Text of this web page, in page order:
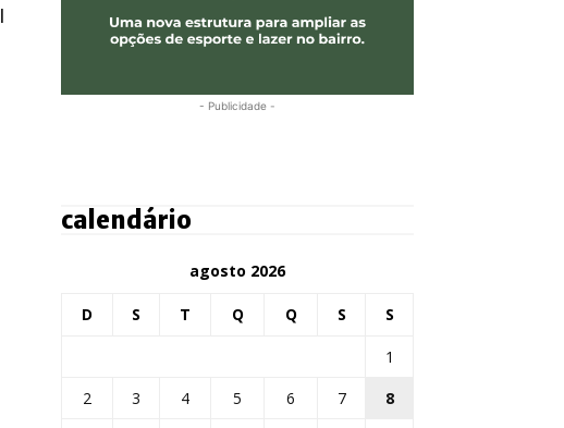
- Publicidade -
calendário
agosto 2026
D S T Q Q S S
1
2
3 4 5 6 7
8